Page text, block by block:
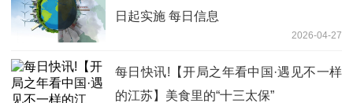
日起实施 每日信息
2026-04-27
每日快讯!【开局之年看中国·遇见不一样
的江苏】美食里的“十三太保”